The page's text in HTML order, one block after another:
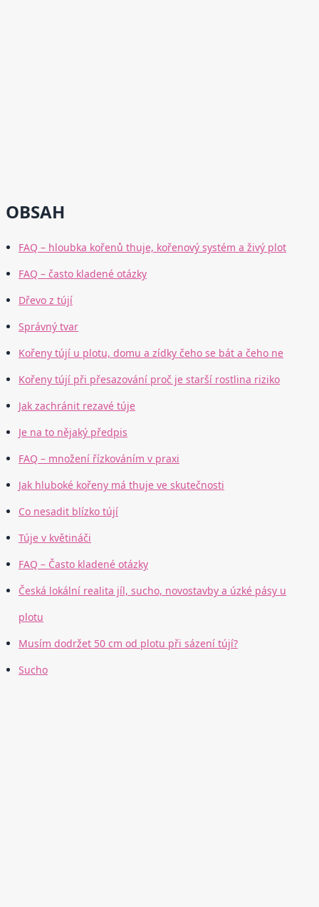
OBSAH
FAQ – hloubka kořenů thuje, kořenový systém a živý plot
FAQ – často kladené otázky
Dřevo z tújí
Správný tvar
Kořeny tújí u plotu, domu a zídky čeho se bát a čeho ne
Kořeny tújí při přesazování proč je starší rostlina riziko
Jak zachránit rezavé túje
Je na to nějaký předpis
FAQ – množení řízkováním v praxi
Jak hluboké kořeny má thuje ve skutečnosti
Co nesadit blízko tújí
Túje v květináči
FAQ – Často kladené otázky
Česká lokální realita jíl, sucho, novostavby a úzké pásy u
plotu
Musím dodržet 50 cm od plotu při sázení tújí?
Sucho